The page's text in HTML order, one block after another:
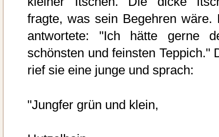
fragte, was sein Begehren wäre.
antwortete: "Ich hätte gerne
schönsten und feinsten Teppich."
rief sie eine junge und sprach:
"Jungfer grün und klein,